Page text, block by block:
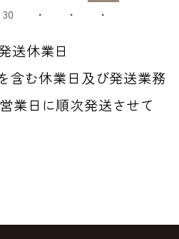
30 ・ ・ ・
送休業日
含む休業日及び発送業務
業日に順次発送させて